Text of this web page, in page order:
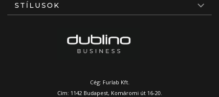
STÍLUSOK
Cég: Furlab Kft.
Cím: 1142 Budapest, Komáromi út 16-20.